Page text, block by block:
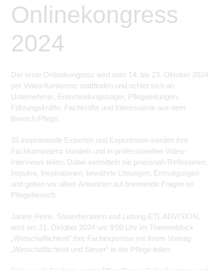
Onlinekongress
2024
Der erste Onlinekongress wird vom 14. bis 23. Oktober 2024
per Video-Konferenz stattfinden und richtet sich an
Unternehmer, Entscheidungsträger, Pflegeleitungen,
Führungskräfte, Fachkräfte und Interessierte aus dem
Bereich Pflege.
35 inspirierende Experten und Expertinnen werden ihre
Fachkompetenz bündeln und in professionellen Video-
Interviews teilen. Dabei vermitteln sie praxisnah Reflexionen,
Impulse, Inspirationen, bewährte Lösungen, Ermutigungen
und geben vor allem Antworten auf brennende Fragen im
Pflegebereich.
Janine Peine, Steuerberaterin und Leitung ETL ADVISION,
wird am 21. Oktober 2024 um 9:00 Uhr im Themenblock
„Wirtschaftlichkeit“ ihre Fachexpertise mit ihrem Vortrag
„Wirtschaftlichkeit und Steuer“ in der Pflege teilen.